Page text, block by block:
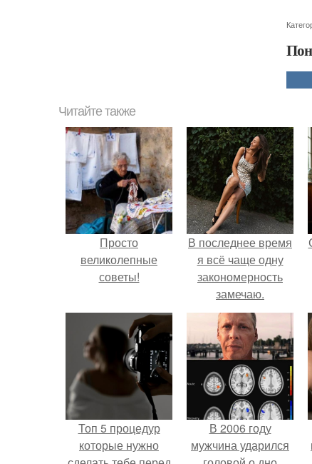
Читайте также
Просто
великолепные
советы!
В последнее время
я всё чаще одну
закономерность
замечаю.
Топ 5 процедур
которые нужно
В 2006 году
мужчина ударился